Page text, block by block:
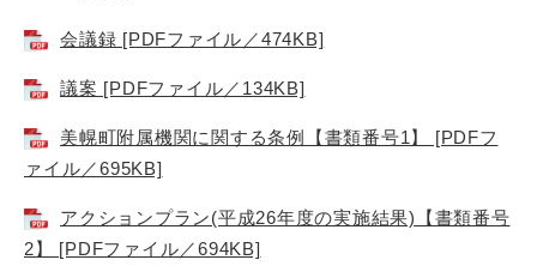
会議録 [PDFファイル／474KB]
議案 [PDFファイル／134KB]
美幌町附属機関に関する条例【書類番号1】 [PDFフ
ァイル／695KB]
アクションプラン(平成26年度の実施結果)【書類番号
2】 [PDFファイル／694KB]